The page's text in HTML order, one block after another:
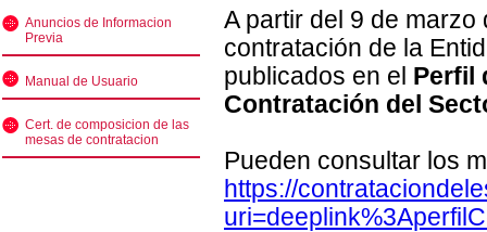
Anuncios de Informacion
Previa
Manual de Usuario
Cert. de composicion de las
mesas de contratacion
A partir del 9 de
contratación de la
publicados en el Perfil
Contratación del
Pueden consultar los
https://